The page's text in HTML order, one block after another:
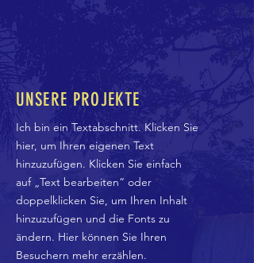
UNSERE PROJEKTE
Ich bin ein Textabschnitt. Klicken Sie
hier, um Ihren eigenen Text
hinzuzufügen. Klicken Sie einfach
auf „Text bearbeiten“ oder
doppelklicken Sie, um Ihren Inhalt
hinzuzufügen und die Fonts zu
ändern. Hier können Sie Ihren
Besuchern mehr erzählen.